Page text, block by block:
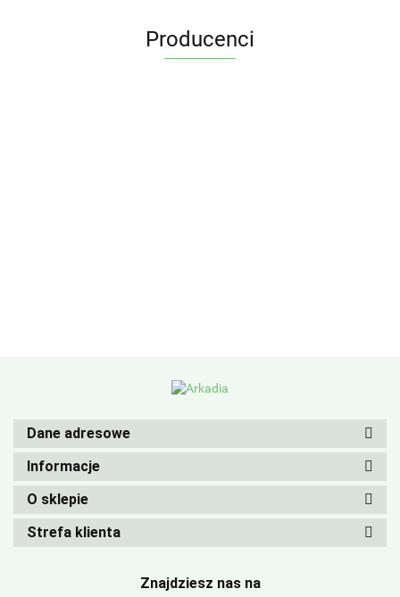
Producenci
Dane adresowe
Informacje
O sklepie
Strefa klienta
Znajdziesz nas na